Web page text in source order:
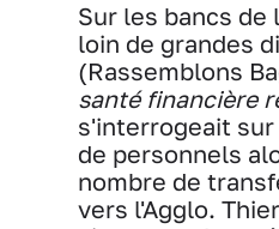
Sur les bancs
loin de grandes
(Rassemblons
santé financière
s'interrogeait
de personnels
nombre de
vers l'Agglo.